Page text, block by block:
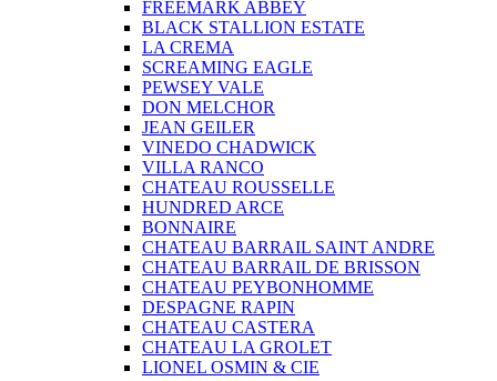
FREEMARK ABBEY
BLACK STALLION ESTATE
LA CREMA
SCREAMING EAGLE
PEWSEY VALE
DON MELCHOR
JEAN GEILER
VINEDO CHADWICK
VILLA RANCO
CHATEAU ROUSSELLE
HUNDRED ARCE
BONNAIRE
CHATEAU BARRAIL SAINT ANDRE
CHATEAU BARRAIL DE BRISSON
CHATEAU PEYBONHOMME
DESPAGNE RAPIN
CHATEAU CASTERA
CHATEAU LA GROLET
LIONEL OSMIN & CIE